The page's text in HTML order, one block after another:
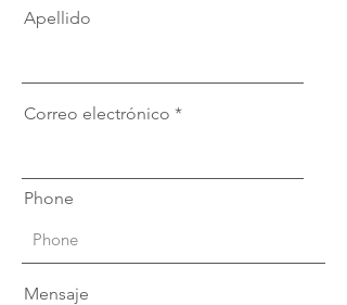
Apellido
Correo electrónico
Phone
Mensaje